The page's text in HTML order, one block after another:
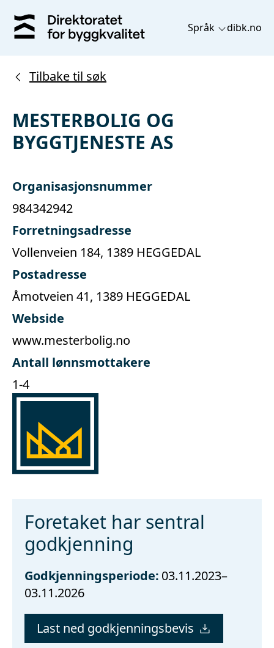
Språk dibk.no
Tilbake til søk
MESTERBOLIG OG
BYGGTJENESTE AS
Organisasjonsnummer
984342942
Forretningsadresse
Vollenveien 184, 1389 HEGGEDAL
Postadresse
Åmotveien 41, 1389 HEGGEDAL
Webside
www.mesterbolig.no
Antall lønnsmottakere
1-4
Foretaket har sentral
godkjenning
Godkjenningsperiode: 03.11.2023–
03.11.2026
Last ned godkjenningsbevis